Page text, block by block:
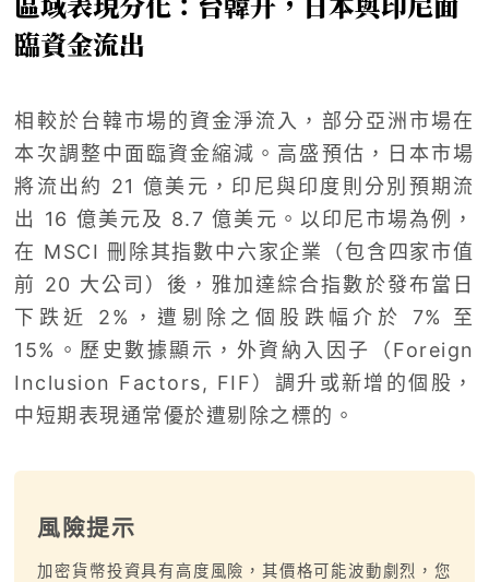
臨資金流出
相較於台韓市場的資金淨流入，部分亞洲市場在
本次調整中面臨資金縮減。高盛預估，日本市場
將流出約 21 億美元，印尼與印度則分別預期流
出 16 億美元及 8.7 億美元。以印尼市場為例，
在 MSCI 刪除其指數中六家企業（包含四家市值
前 20 大公司）後，雅加達綜合指數於發布當日
下跌近 2%，遭剔除之個股跌幅介於 7% 至
15%。歷史數據顯示，外資納入因子（Foreign
Inclusion Factors, FIF）調升或新增的個股，
中短期表現通常優於遭剔除之標的。
風險提示
加密貨幣投資具有高度風險，其價格可能波動劇烈，您